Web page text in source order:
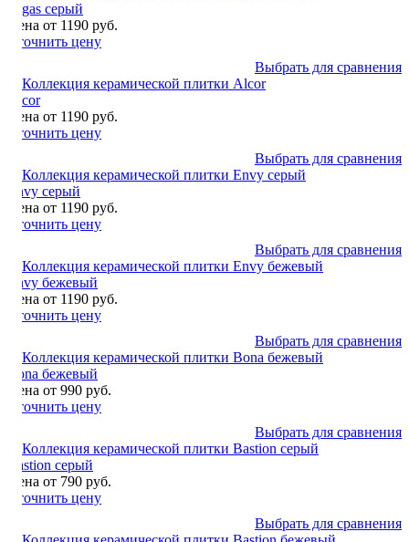
Pegas серый
Цена от 1190 руб.
Уточнить цену
Выбрать для сравнения
Alcor
Цена от 1190 руб.
Уточнить цену
Выбрать для сравнения
Envy серый
Цена от 1190 руб.
Уточнить цену
Выбрать для сравнения
Envy бежевый
Цена от 1190 руб.
Уточнить цену
Выбрать для сравнения
Bona бежевый
Цена от 990 руб.
Уточнить цену
Выбрать для сравнения
Bastion серый
Цена от 790 руб.
Уточнить цену
Выбрать для сравнения